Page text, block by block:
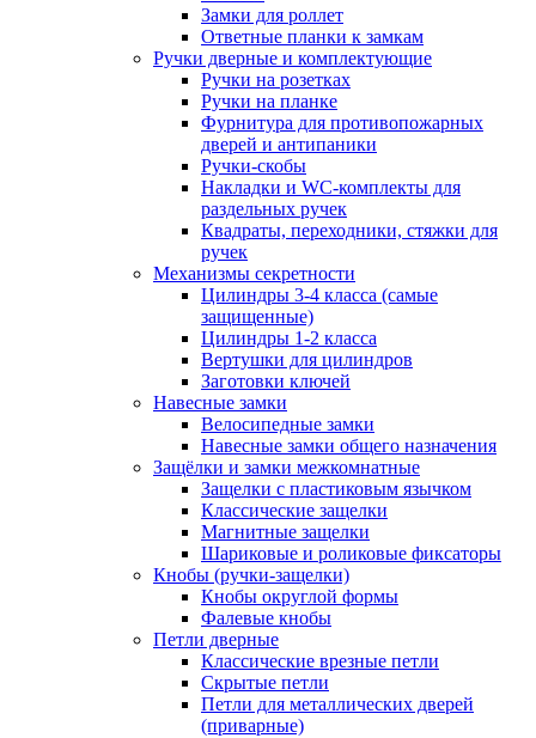
Замки для роллет
Ответные планки к замкам
Ручки дверные и комплектующие
Ручки на розетках
Ручки на планке
Фурнитура для противопожарных
дверей и антипаники
Ручки-скобы
Накладки и WC-комплекты для
раздельных ручек
Квадраты, переходники, стяжки для
ручек
Механизмы секретности
Цилиндры 3-4 класса (самые
защищенные)
Цилиндры 1-2 класса
Вертушки для цилиндров
Заготовки ключей
Навесные замки
Велосипедные замки
Навесные замки общего назначения
Защёлки и замки межкомнатные
Защелки с пластиковым язычком
Классические защелки
Магнитные защелки
Шариковые и роликовые фиксаторы
Кнобы (ручки-защелки)
Кнобы округлой формы
Фалевые кнобы
Петли дверные
Классические врезные петли
Скрытые петли
Петли для металлических дверей
(приварные)